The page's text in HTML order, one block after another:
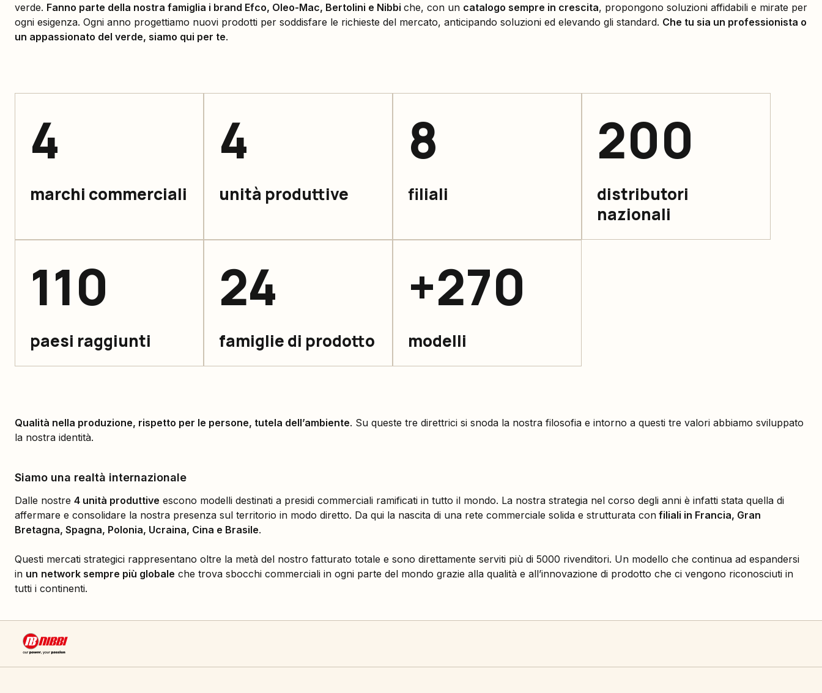
verde. Fanno parte della nostra famiglia i brand Efco, Oleo-Mac, Bertolini e Nibbi che, con un catalogo sempre in crescita, propongono soluzioni affidabili e mirate per
ogni esigenza. Ogni anno progettiamo nuovi prodotti per soddisfare le richieste del mercato, anticipando soluzioni ed elevando gli standard. Che tu sia un professionista o
un appassionato del verde, siamo qui per te.
4
marchi commerciali
4
unità produttive
8
filiali
200
distributori
nazionali
110
paesi raggiunti
24
famiglie di prodotto
+270
modelli
Qualità nella produzione, rispetto per le persone, tutela dell’ambiente. Su queste tre direttrici si snoda la nostra filosofia e intorno a questi tre valori abbiamo sviluppato
la nostra identità.
Siamo una realtà internazionale
Dalle nostre 4 unità produttive escono modelli destinati a presidi commerciali ramificati in tutto il mondo. La nostra strategia nel corso degli anni è infatti stata quella di
affermare e consolidare la nostra presenza sul territorio in modo diretto. Da qui la nascita di una rete commerciale solida e strutturata con filiali in Francia, Gran
Bretagna, Spagna, Polonia, Ucraina, Cina e Brasile.
Questi mercati strategici rappresentano oltre la metà del nostro fatturato totale e sono direttamente serviti più di 5000 rivenditori. Un modello che continua ad espandersi
in un network sempre più globale che trova sbocchi commerciali in ogni parte del mondo grazie alla qualità e all’innovazione di prodotto che ci vengono riconosciuti in
tutti i continenti.